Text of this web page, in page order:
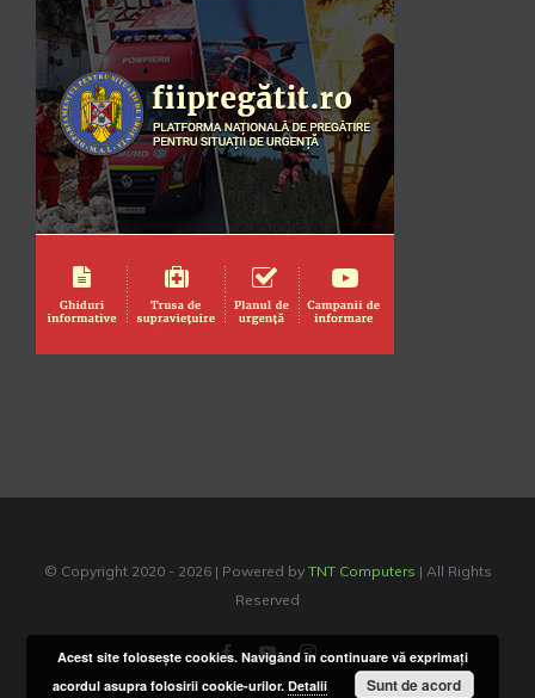
© Copyright 2020 - 2026 | Powered by TNT Computers | All Rights
Reserved
FacebookYouTubeInstagram
Acest site foloseşte cookies. Navigând în continuare vă exprimaţi
acordul asupra folosirii cookie-urilor. Detalii Sunt de acord